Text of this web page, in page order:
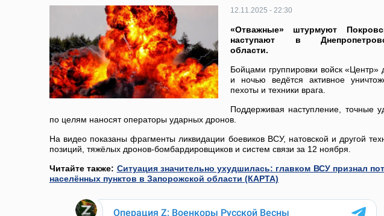
12.11.2025 - 22:30
«Отважные» штурмуют
наступают в
области.
Бойцами группировки войск «Центр»
и ночью ведётся активное
пехоты и техники врага.
Поддерживая наступление, точные
по целям наносят операторы ударных дронов.
На видео показаны фрагменты ликвидации боевиков ВСУ, натовской и другой
позиций, тяжёлых дронов-бомбардировщиков и систем связи за 12 ноября.
Читайте также: Ситуация значительно ухудшилась: главком ВСУ признал
населённых пунктов в Запорожской области (КАРТА)